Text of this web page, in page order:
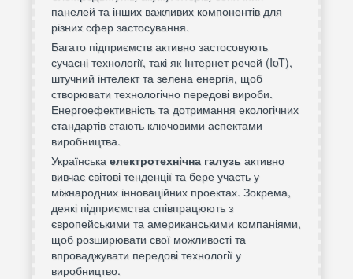
панелей та інших важливих компонентів для
різних сфер застосування.
Багато підприємств активно застосовують
сучасні технології, такі як Інтернет речей (IoT),
штучний інтелект та зелена енергія, щоб
створювати технологічно передові вироби.
Енергоефективність та дотримання екологічних
стандартів стають ключовими аспектами
виробництва.
Українська електротехнічна галузь активно
вивчає світові тенденції та бере участь у
міжнародних інноваційних проектах. Зокрема,
деякі підприємства співпрацюють з
європейськими та американськими компаніями,
щоб розширювати свої можливості та
впроваджувати передові технології у
виробництво.